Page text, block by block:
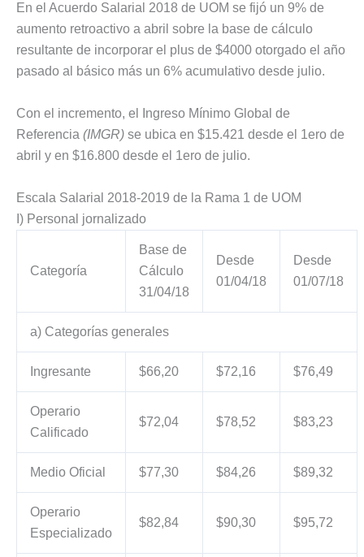
En el Acuerdo Salarial 2018 de UOM se fijó un 9% de
aumento retroactivo a abril sobre la base de cálculo
resultante de incorporar el plus de $4000 otorgado el año
pasado al básico más un 6% acumulativo desde julio.
Con el incremento, el Ingreso Mínimo Global de
Referencia (IMGR) se ubica en $15.421 desde el 1ero de
abril y en $16.800 desde el 1ero de julio.
Escala Salarial 2018-2019 de la Rama 1 de UOM
I) Personal jornalizado
Categoría
Base de
Cálculo
31/04/18
Desde
01/04/18
Desde
01/07/18
a) Categorías generales
Ingresante $66,20 $72,16 $76,49
Operario
Calificado
$72,04 $78,52 $83,23
Medio Oficial $77,30 $84,26 $89,32
Operario
Especializado
$82,84 $90,30 $95,72